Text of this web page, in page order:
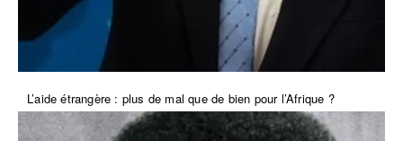
L’aide étrangère : plus de mal que de bien pour l’Afrique ?